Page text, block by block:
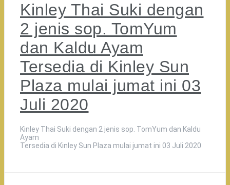
Kinley Thai Suki dengan
2 jenis sop. TomYum
dan Kaldu Ayam
Tersedia di Kinley Sun
Plaza mulai jumat ini 03
Juli 2020
Kinley Thai Suki dengan 2 jenis sop. TomYum dan Kaldu
Ayam
Tersedia di Kinley Sun Plaza mulai jumat ini 03 Juli 2020